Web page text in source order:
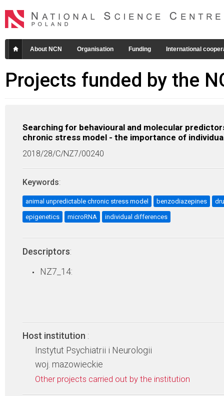
About NCN Organisation Funding International
Projects funded by the
Searching for behavioural and molecular
chronic stress model - the importance of
2018/28/C/NZ7/00240
Keywords:
animal unpredictable chronic stress model benzodiazepines
epigenetics microRNA individual differences
Descriptors:
NZ7_14:
Host institution :
Instytut Psychiatrii i Neurologii
woj. mazowieckie
Other projects carried out by the institution